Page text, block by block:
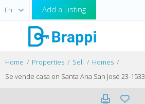
Add a Listing
Home Properties Sell
Homes
Se vende casa en Santa Ana San José 23-1533